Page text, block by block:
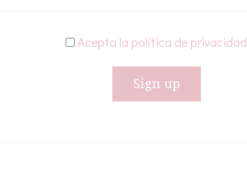
Acepta la política de privacidad